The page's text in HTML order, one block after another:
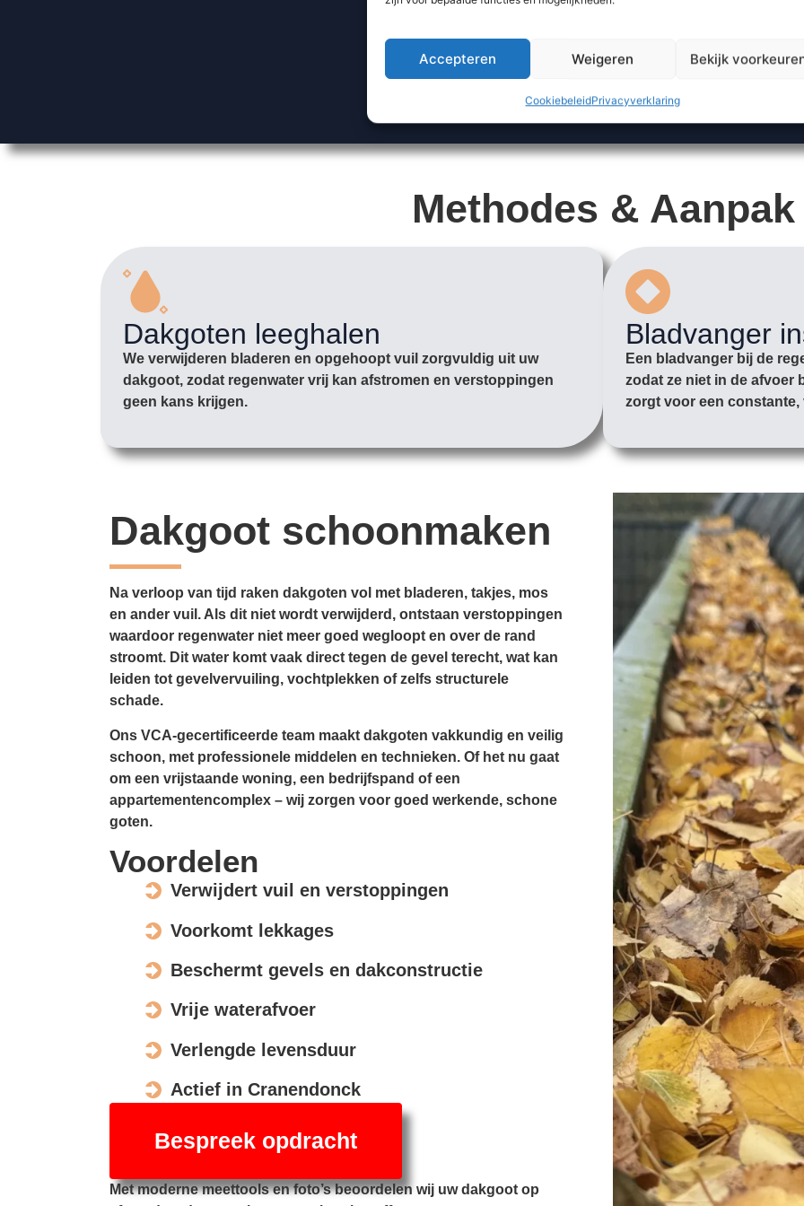
Accepteren Weigeren Bekijk
CookiebeleidPrivacyverklaring
Methodes & Aanpak
Dakgoten leeghalen
We verwijderen bladeren en opgehoopt vuil zorgvuldig uit uw
dakgoot, zodat regenwater vrij kan afstromen en verstoppingen
geen kans krijgen.
Bladvanger
Een bladvanger bij de
zodat ze niet in de afvoer
zorgt voor een constante,
Dakgoot schoonmaken
Na verloop van tijd raken dakgoten vol met bladeren, takjes, mos
en ander vuil. Als dit niet wordt verwijderd, ontstaan verstoppingen
waardoor regenwater niet meer goed wegloopt en over de rand
stroomt. Dit water komt vaak direct tegen de gevel terecht, wat kan
leiden tot gevelvervuiling, vochtplekken of zelfs structurele
schade.
Ons VCA-gecertificeerde team maakt dakgoten vakkundig en veilig
schoon, met professionele middelen en technieken. Of het nu gaat
om een vrijstaande woning, een bedrijfspand of een
appartementencomplex – wij zorgen voor goed werkende, schone
goten.
Voordelen
Verwijdert vuil en verstoppingen
Voorkomt lekkages
Beschermt gevels en dakconstructie
Vrije waterafvoer
Verlengde levensduur
Actief in Cranendonck
Bespreek opdracht
Met moderne meettools en foto’s beoordelen wij uw dakgoot op